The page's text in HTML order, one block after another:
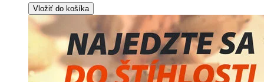
Vložiť do košíka